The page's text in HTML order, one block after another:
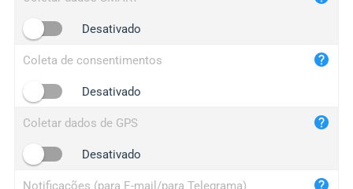
2no.co
yip.su
iplogger.info
Desativado
Coleta de consentimentos
Desativado
Coletar dados de GPS
Desativado
Notificações (para E-mail/para Telegrama)